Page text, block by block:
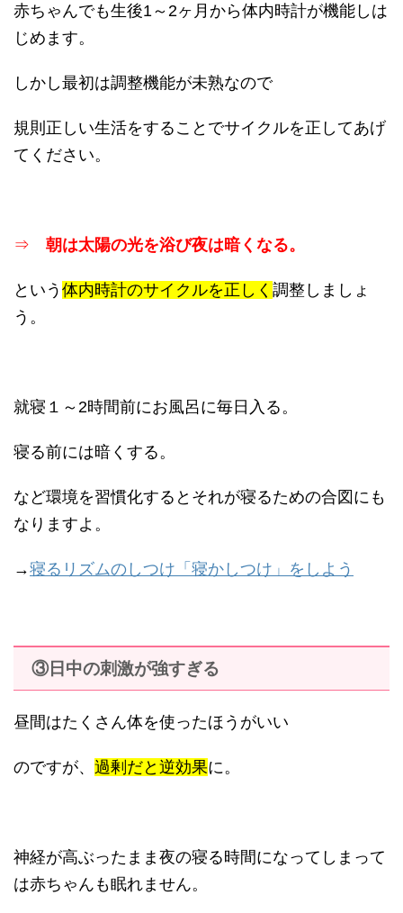
赤ちゃんでも生後1～2ヶ月から体内時計が機能しは
じめます。
しかし最初は調整機能が未熟なので
規則正しい生活をすることでサイクルを正してあげ
てください。
⇒ 朝は太陽の光を浴び夜は暗くなる。
という 体内時計のサイクルを正しく 調整しましょ
う。
就寝１～2時間前にお風呂に毎日入る。
寝る前には暗くする。
など環境を習慣化するとそれが寝るための合図にも
なりますよ。
→寝るリズムのしつけ「寝かしつけ」をしよう
③日中の刺激が強すぎる
昼間はたくさん体を使ったほうがいい
のですが、 過剰だと逆効果に。
神経が高ぶったまま夜の寝る時間になってしまって
は赤ちゃんも眠れません。